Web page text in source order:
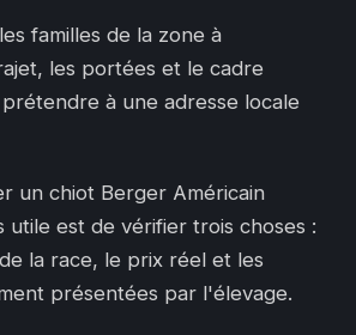
familles de la zone à
les portées et le cadre
à une adresse locale
un chiot Berger Américain
utile est de vérifier trois choses :
la race, le prix réel et les
présentées par l'élevage.